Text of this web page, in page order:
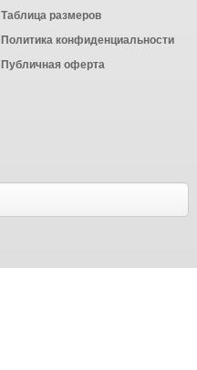
Таблица размеров
Политика конфиденциальности
Публичная оферта